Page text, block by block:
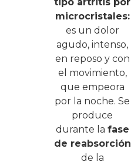
microcristales:
es un dolor
agudo, intenso,
en reposo y con
el movimiento,
que empeora
por la noche. Se
produce
durante la fase
de reabsorción
de la